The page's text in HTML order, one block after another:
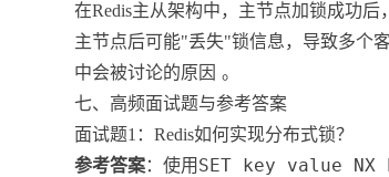
在Redis主从架构中，主节点加锁成功
主节点后可能"丢失"锁信息，导致多个
中会被讨论的原因 。
七、高频面试题与参考答案
面试题1：Redis如何实现分布式锁？
参考答案：使用 SET key value